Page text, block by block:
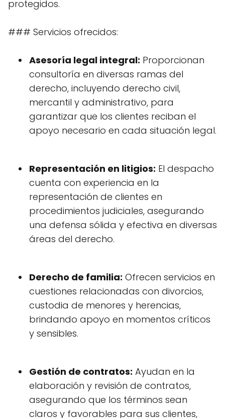
protegidos.
### Servicios ofrecidos:
Asesoría legal integral: Proporcionan
consultoría en diversas ramas del
derecho, incluyendo derecho civil,
mercantil y administrativo, para
garantizar que los clientes reciban el
apoyo necesario en cada situación legal.
Representación en litigios: El despacho
cuenta con experiencia en la
representación de clientes en
procedimientos judiciales, asegurando
una defensa sólida y efectiva en diversas
áreas del derecho.
Derecho de familia: Ofrecen servicios en
cuestiones relacionadas con divorcios,
custodia de menores y herencias,
brindando apoyo en momentos críticos
y sensibles.
Gestión de contratos: Ayudan en la
elaboración y revisión de contratos,
asegurando que los términos sean
claros y favorables para sus clientes,